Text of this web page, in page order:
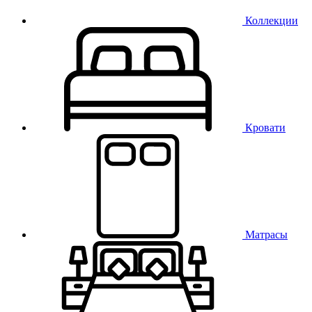
Коллекции
Кровати
Матрасы